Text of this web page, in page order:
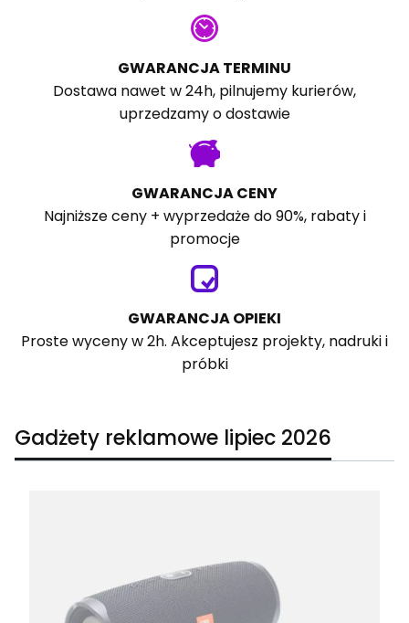
GWARANCJA TERMINU
Dostawa nawet w 24h, pilnujemy kurierów,
uprzedzamy o dostawie
GWARANCJA CENY
Najniższe ceny + wyprzedaże do 90%, rabaty i
promocje
GWARANCJA OPIEKI
Proste wyceny w 2h. Akceptujesz projekty, nadruki i
próbki
Gadżety reklamowe lipiec 2026